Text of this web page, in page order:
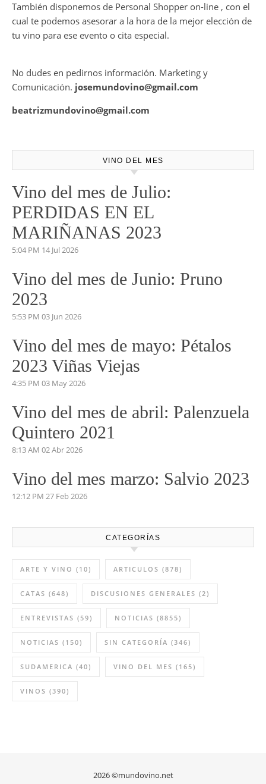
También disponemos de Personal Shopper on-line , con el
cual te podemos asesorar a la hora de la mejor elección de
tu vino para ese evento o cita especial.
No dudes en pedirnos información. Marketing y
Comunicación. josemundovino@gmail.com
beatrizmundovino@gmail.com
VINO DEL MES
Vino del mes de Julio:
PERDIDAS EN EL
MARIÑANAS 2023
5:04 PM 14 Jul 2026
Vino del mes de Junio: Pruno
2023
5:53 PM 03 Jun 2026
Vino del mes de mayo: Pétalos
2023 Viñas Viejas
4:35 PM 03 May 2026
Vino del mes de abril: Palenzuela
Quintero 2021
8:13 AM 02 Abr 2026
Vino del mes marzo: Salvio 2023
12:12 PM 27 Feb 2026
CATEGORÍAS
ARTE Y VINO (10) ARTICULOS (878)
CATAS (648) DISCUSIONES GENERALES (2)
ENTREVISTAS (59) NOTICIAS (8855)
NOTICIAS (150) SIN CATEGORÍA (346)
SUDAMERICA (40) VINO DEL MES (165)
VINOS (390)
2026 ©mundovino.net